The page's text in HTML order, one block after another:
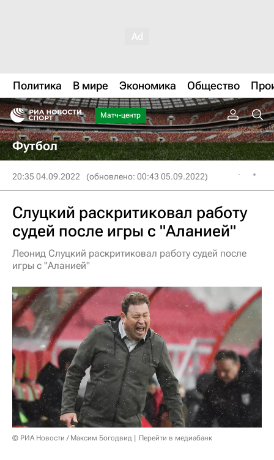
Политика В мире Экономика Общество
Матч-центр
Футбол
20:35 04.09.2022 (обновлено: 00:43 05.09.2022)
Слуцкий раскритиковал работу
судей после игры с "Аланией"
Леонид Слуцкий раскритиковал работу судей после
игры с "Аланией"
© РИА Новости / Максим Богодвид Перейти в медиабанк